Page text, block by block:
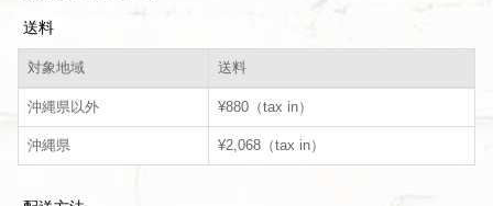
送料
対象地域 送料
沖縄県以外 ¥880（tax in）
沖縄県 ¥2,068（tax in）